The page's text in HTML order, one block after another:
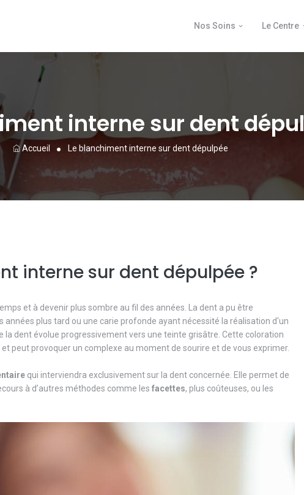
Nos Soins Le Centre
interne sur dent
Accueil Le blanchiment interne sur dent dépulpée
interne sur dent dépulpée ?
et à devenir plus sombre au fil des années. La dent a pu être
plus tard ou une carie profonde ayant nécessité la réalisation d'un
dent évolue progressivement vers une teinte grisâtre. Cette coloration
peut provoquer un complexe au moment de sourire et de vous exprimer.
qui interviendra exclusivement sur la dent concernée. Elle permet de
à d’autres méthodes comme les facettes, plus coûteuses, ou les